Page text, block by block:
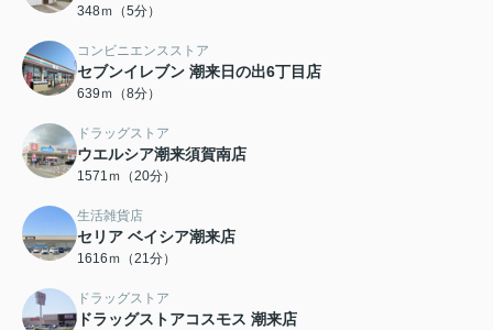
348ｍ（5分）
コンビニエンスストア
セブンイレブン 潮来日の出6丁目店
639ｍ（8分）
ドラッグストア
ウエルシア潮来須賀南店
1571ｍ（20分）
生活雑貨店
セリア ベイシア潮来店
1616ｍ（21分）
ドラッグストア
ドラッグストアコスモス 潮来店